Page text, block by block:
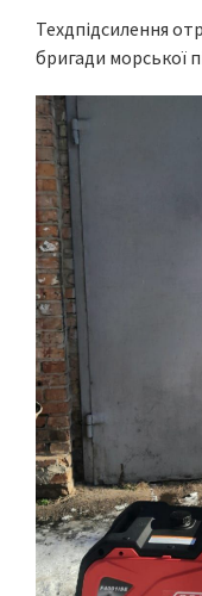
Техдпідсилення
бригади морської